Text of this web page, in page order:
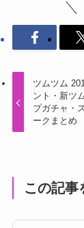
ツムツム
ント・新ツ
プガチャ・
ークまとめ
この記事